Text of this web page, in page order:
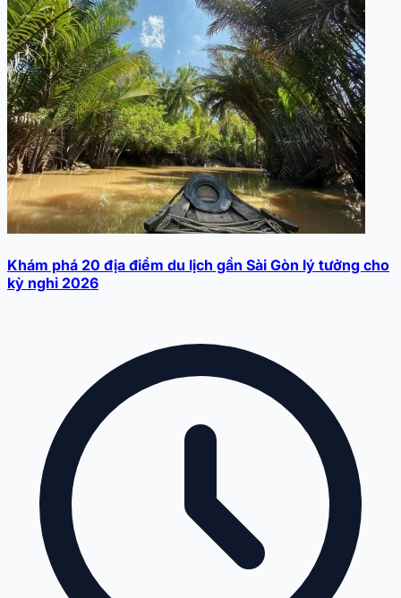
Khám phá 20 địa điểm du lịch gần Sài Gòn lý tưởng cho
kỳ nghỉ 2026